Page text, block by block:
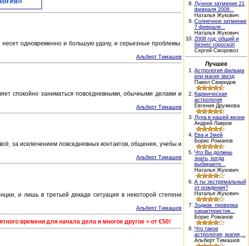
одновременно и большую удачу, и серьезные проблемы.
Альберт Тимашев
спокойно заниматься повседневными, обычными делами и
Альберт Тимашев
за исключением повседневных контактов, общения, учебы и
Альберт Тимашев
и лишь в третьей декаде ситуация в некоторой степени
Альберт Тимашев
времени для начала дела и многое другое = от €50!
8. Лунное затмение 21
февраля 2008...
Наталья Жукович
9. Солнечное затмение
7 февраля...
Наталья Жукович
10. 2008 год: общий и
бизнес гороскоп
Сергей Сморовоз
Лучшее
1. Астрология фильма
или магия звезд
Павел Свиридов
2. Кармическая
астрология
Евгения Дружкова
3. Луна в нашей жизни
Андрей Лавров
4. Ева и Змей
Борис Романов
5. Что Вы должны
знать, когда
выбираете...
Наталья Жукович
6. А ты экстремальный
от рождения?
Наталья Жукович
7. Зодиак: проверка
характеристик...
Борис Романов
8. Что такое
астрология, магия,...
Альберт Тимашев